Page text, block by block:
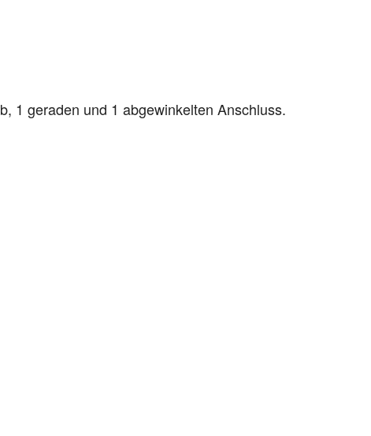
1 geraden und 1 abgewinkelten Anschluss.